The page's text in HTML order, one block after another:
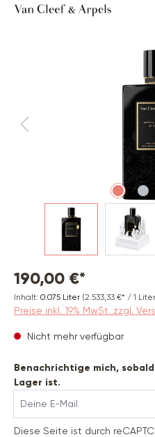
190,00 €*
Inhalt: 0.075 Liter (2.533,33 €* / 1
Preise inkl. 19% MwSt. zzgl.
Nicht mehr verfügbar
Benachrichtige mich,
Lager ist.
Diese Seite ist durch